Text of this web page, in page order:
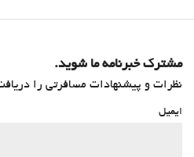
مشترک خبرنامه ما شوید.
نظرات و پیشنهادات مسافرتی را
ایمیل